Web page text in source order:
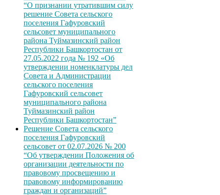
“О признании утратившим силу
решение Совета сельского
поселения Гафуровский
сельсовет муниципального
района Туймазинский район
Республики Башкортостан от
27.05.2022 года № 192 «Об
утверждении номенклатуры дел
Совета и Администрации
сельского поселения
Гафуровский сельсовет
муниципального района
Туймазинский район
Республики Башкортостан”
Решение Совета сельского
поселения Гафуровский
сельсовет от 02.07.2026 № 200
“Об утверждении Положения об
организации деятельности по
правовому просвещению и
правовому информированию
граждан и организаций”